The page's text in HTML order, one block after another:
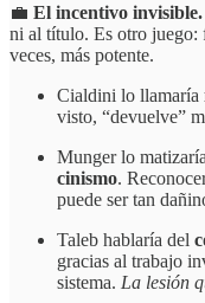
💼 El incentivo invisible.
ni al título. Es otro juego:
veces, más potente.
Cialdini lo llamaría
visto, “devuelve”
Munger lo
cinismo.
puede ser tan
Taleb hablaría del
gracias al trabajo
sistema. La lesión